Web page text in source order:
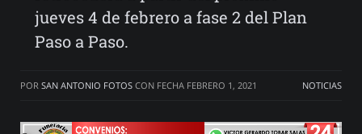
jueves 4 de febrero a fase 2 del Plan
Paso a Paso.
POR SAN ANTONIO FOTOS CON FECHA FEBRERO 1, 2021 NOTICIAS